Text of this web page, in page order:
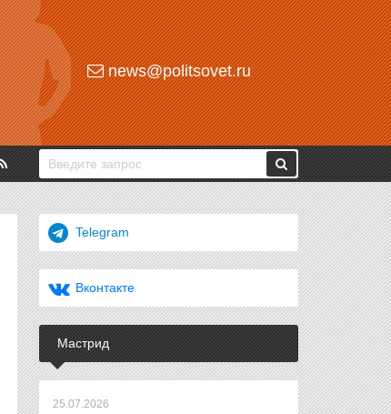
news@politsovet.ru
Telegram
Вконтакте
Мастрид
25.07.2026